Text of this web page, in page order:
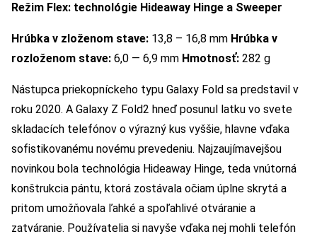
Režim Flex: technológie Hideaway Hinge a Sweeper
Hrúbka v zloženom stave: 13,8 – 16,8 mm Hrúbka v
rozloženom stave: 6,0 — 6,9 mm Hmotnosť: 282 g
Nástupca priekopníckeho typu Galaxy Fold sa predstavil v
roku 2020. A Galaxy Z Fold2 hneď posunul latku vo svete
skladacích telefónov o výrazný kus vyššie, hlavne vďaka
sofistikovanému novému prevedeniu. Najzaujímavejšou
novinkou bola technológia Hideaway Hinge, teda vnútorná
konštrukcia pántu, ktorá zostávala očiam úplne skrytá a
pritom umožňovala ľahké a spoľahlivé otváranie a
zatváranie. Používatelia si navyše vďaka nej mohli telefón